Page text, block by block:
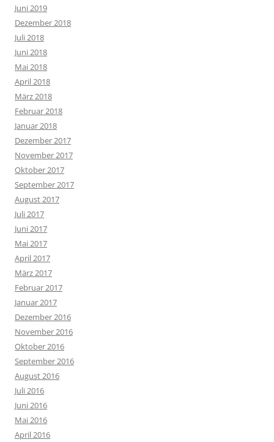
Juni 2019
Dezember 2018
Juli 2018
Juni 2018
Mai 2018
April 2018
März 2018
Februar 2018
Januar 2018
Dezember 2017
November 2017
Oktober 2017
September 2017
August 2017
Juli 2017
Juni 2017
Mai 2017
April 2017
März 2017
Februar 2017
Januar 2017
Dezember 2016
November 2016
Oktober 2016
September 2016
August 2016
Juli 2016
Juni 2016
Mai 2016
April 2016